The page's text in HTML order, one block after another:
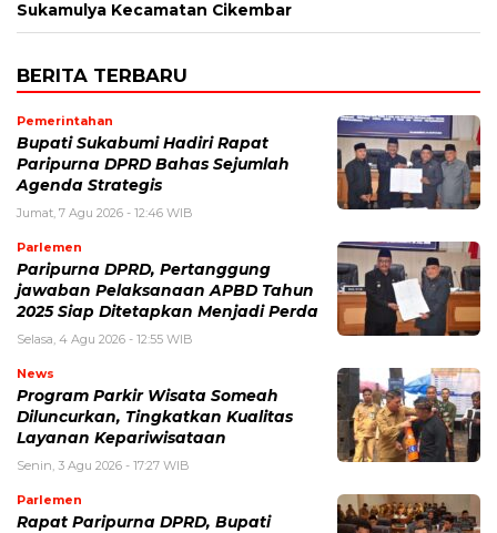
Sukamulya Kecamatan Cikembar
BERITA TERBARU
Pemerintahan
Bupati Sukabumi Hadiri Rapat
Paripurna DPRD Bahas Sejumlah
Agenda Strategis
Jumat, 7 Agu 2026 - 12:46 WIB
Parlemen
Paripurna DPRD, Pertanggung
jawaban Pelaksanaan APBD Tahun
2025 Siap Ditetapkan Menjadi Perda
Selasa, 4 Agu 2026 - 12:55 WIB
News
Program Parkir Wisata Someah
Diluncurkan, Tingkatkan Kualitas
Layanan Kepariwisataan
Senin, 3 Agu 2026 - 17:27 WIB
Parlemen
Rapat Paripurna DPRD, Bupati